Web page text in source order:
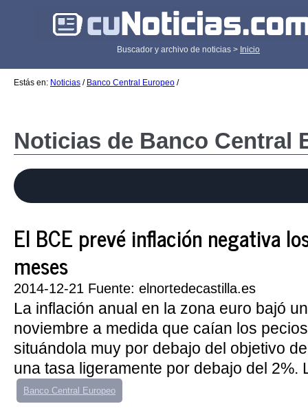
Buscador y archivo de noticias > Inicio
Estás en: Noticias / Banco Central Europeo /
Noticias de Banco Central
El BCE prevé inflación negativa
meses
2014-12-21 Fuente: elnortedecastilla.es
La inflación anual en la zona euro bajó
noviembre a medida que caían los
situándola muy por debajo del objetivo
una tasa ligeramente por debajo del 2%.
Banco Central Europeo